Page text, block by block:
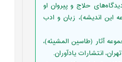
حلاج و پیروان او
اندیشه)، زبان و ادب
(1379)، مجموعه آثار (طاسین المشیئه)،
انتشارات یادآوران.